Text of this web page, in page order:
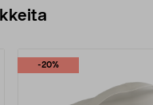
-20%